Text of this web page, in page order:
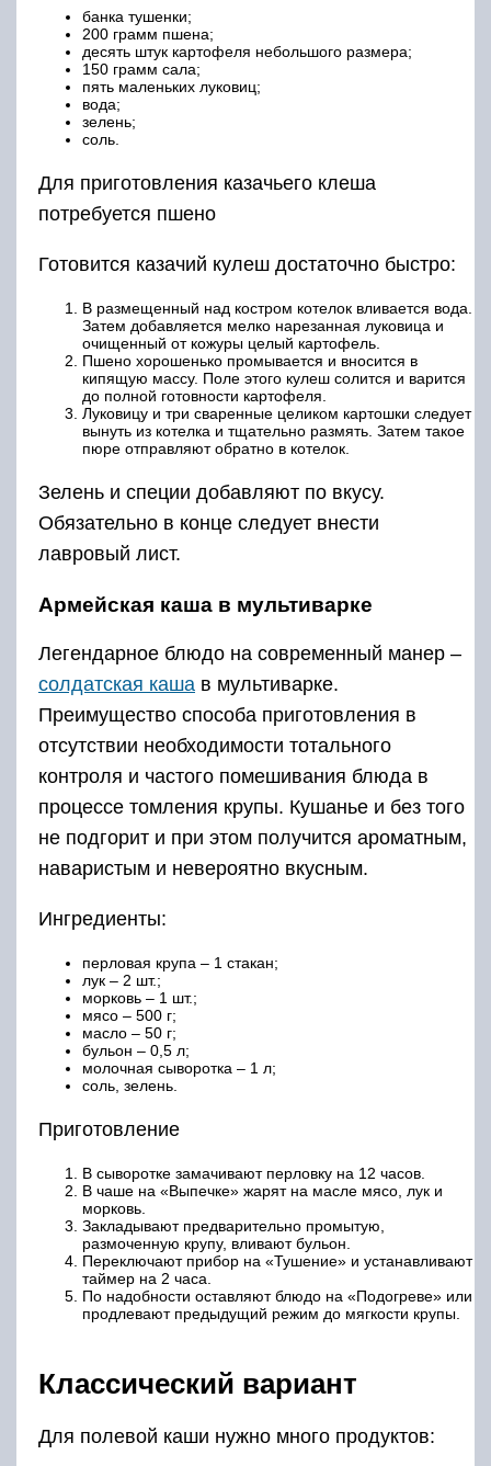
банка тушенки;
200 грамм пшена;
десять штук картофеля небольшого размера;
150 грамм сала;
пять маленьких луковиц;
вода;
зелень;
соль.
Для приготовления казачьего клеша
потребуется пшено
Готовится казачий кулеш достаточно быстро:
В размещенный над костром котелок вливается вода.
Затем добавляется мелко нарезанная луковица и
очищенный от кожуры целый картофель.
Пшено хорошенько промывается и вносится в
кипящую массу. Поле этого кулеш солится и варится
до полной готовности картофеля.
Луковицу и три сваренные целиком картошки следует
вынуть из котелка и тщательно размять. Затем такое
пюре отправляют обратно в котелок.
Зелень и специи добавляют по вкусу.
Обязательно в конце следует внести
лавровый лист.
Армейская каша в мультиварке
Легендарное блюдо на современный манер –
солдатская каша в мультиварке.
Преимущество способа приготовления в
отсутствии необходимости тотального
контроля и частого помешивания блюда в
процессе томления крупы. Кушанье и без того
не подгорит и при этом получится ароматным,
наваристым и невероятно вкусным.
Ингредиенты:
перловая крупа – 1 стакан;
лук – 2 шт.;
морковь – 1 шт.;
мясо – 500 г;
масло – 50 г;
бульон – 0,5 л;
молочная сыворотка – 1 л;
соль, зелень.
Приготовление
В сыворотке замачивают перловку на 12 часов.
В чаше на «Выпечке» жарят на масле мясо, лук и
морковь.
Закладывают предварительно промытую,
размоченную крупу, вливают бульон.
Переключают прибор на «Тушение» и устанавливают
таймер на 2 часа.
По надобности оставляют блюдо на «Подогреве» или
продлевают предыдущий режим до мягкости крупы.
Классический вариант
Для полевой каши нужно много продуктов: